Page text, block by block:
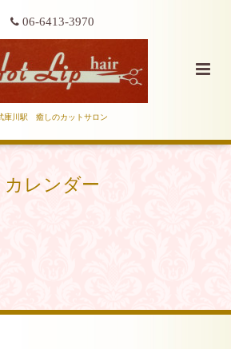
06-6413-3970
庫川駅 癒しのカットサロン
カレンダー